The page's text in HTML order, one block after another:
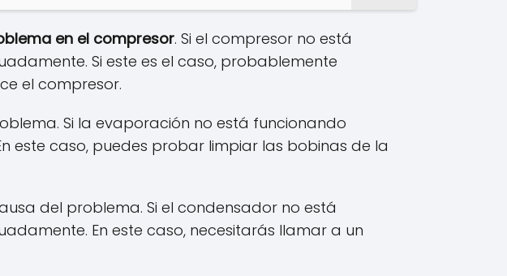
en el compresor. Si el compresor no está
Si este es el caso, probablemente
el compresor.
Si la evaporación no está funcionando
caso, puedes probar limpiar las bobinas de la
del problema. Si el condensador no está
En este caso, necesitarás llamar a un